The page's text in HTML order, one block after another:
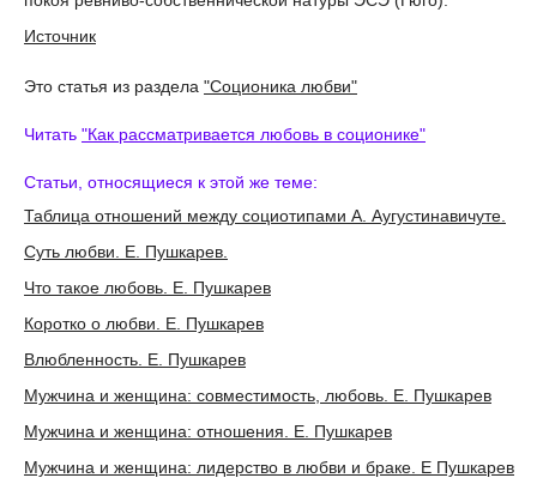
Источник
Это статья из раздела "Соционика любви"
Читать "Как рассматривается любовь в соционике"
Статьи, относящиеся к этой же теме:
Таблица отношений между социотипами А. Аугустинавичуте.
Суть любви. Е. Пушкарев.
Что такое любовь. Е. Пушкарев
Коротко о любви. Е. Пушкарев
Влюбленность. Е. Пушкарев
Мужчина и женщина: совместимость, любовь. Е. Пушкарев
Мужчина и женщина: отношения. Е. Пушкарев
Мужчина и женщина: лидерство в любви и браке. Е Пушкарев